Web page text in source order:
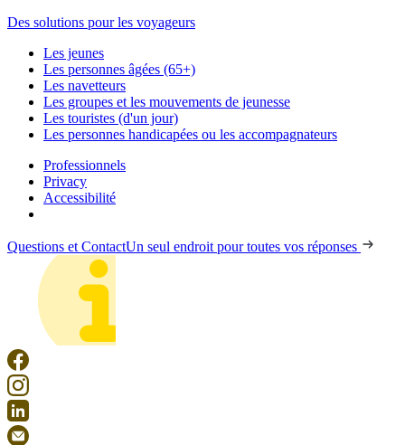
Des solutions pour les voyageurs
Les jeunes
Les personnes âgées (65+)
Les navetteurs
Les groupes et les mouvements de jeunesse
Les touristes (d'un jour)
Les personnes handicapées ou les accompagnateurs
Professionnels
Privacy
Accessibilité
Questions et ContactUn seul endroit pour toutes vos réponses